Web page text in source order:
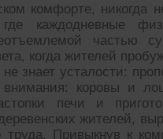
комфорте, никогда
каждодневные
частью
когда жителей
знает усталости:
внимания: коровы и
печи и
жителей,
труда. Привыкнув к